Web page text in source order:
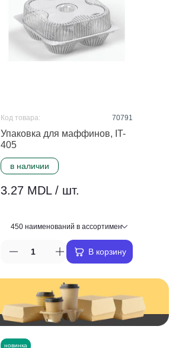
в наличии
Упаковка для маффинов, IT-
405
Код товара: 70791
3.27 MDL / шт.
В корзину
новинка